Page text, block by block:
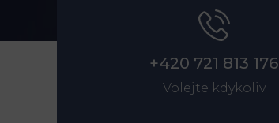
+420 721 813 176
Volejte kdykoliv